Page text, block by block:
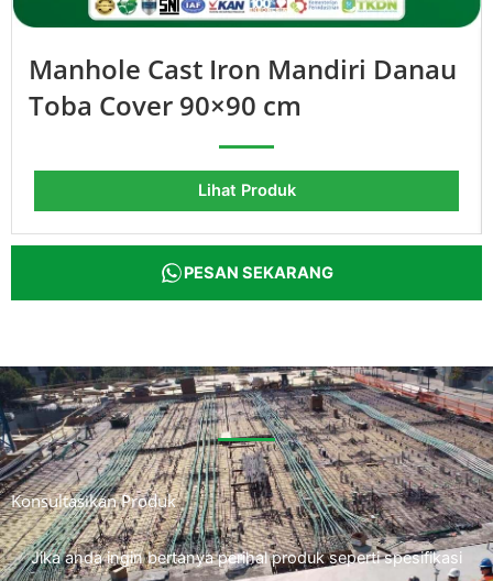
Manhole Cast Iron Mandiri Danau
Toba Cover 90×90 cm
Lihat Produk
PESAN SEKARANG
Konsultasikan Produk
Jika anda ingin bertanya perihal produk seperti spesifikasi